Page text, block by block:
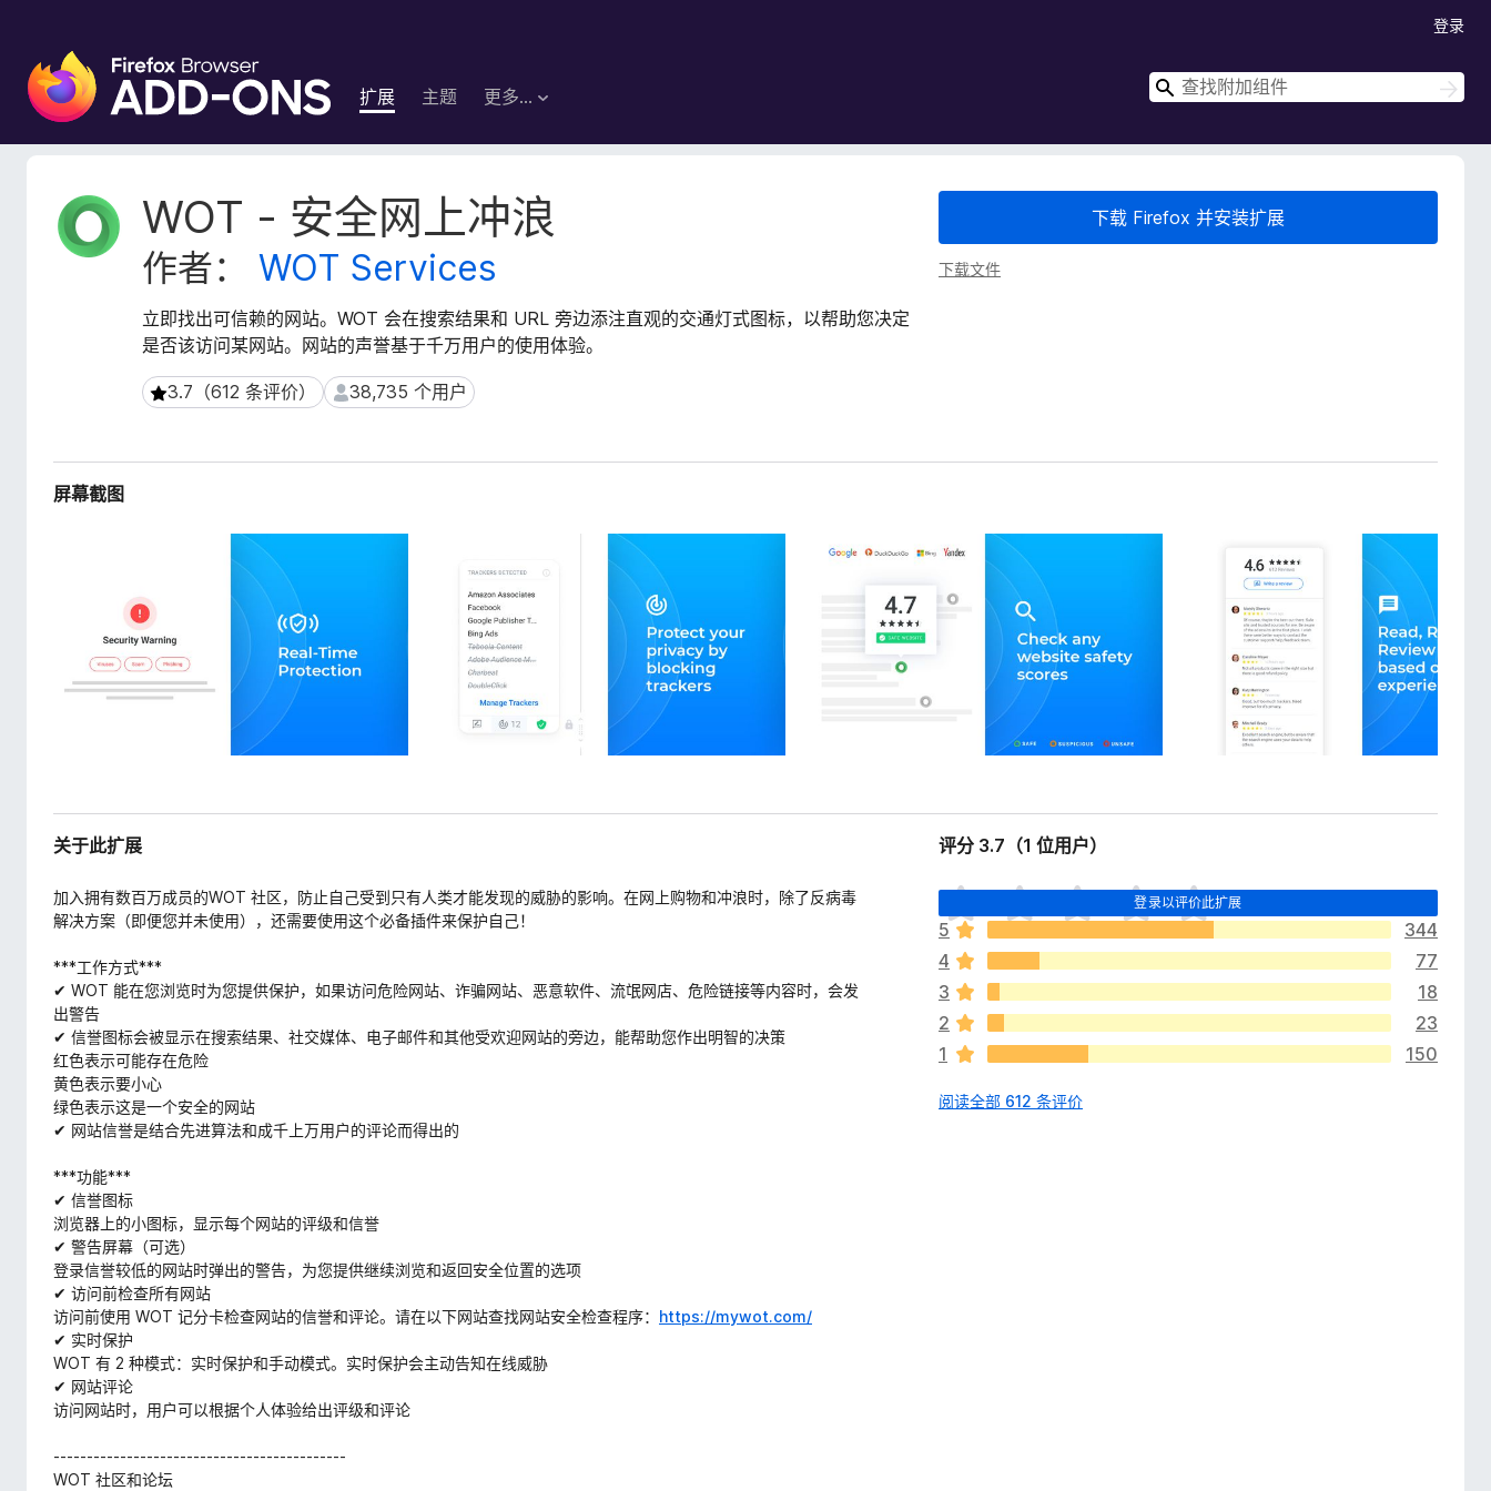
F
i
e
扩展 主题 更多…
登录
搜
搜
索
WOT - 安全网上冲浪
作者： WOT Services
立即找出可信赖的网站。WOT 会在搜索结果和 URL 旁边添注直观的交通灯式图标，以帮助您决定
是否该访问某网站。网站的声誉基于千万用户的使用体验。
3.7（612 条评价）
3.7（612 条评价） 38,735 个用户
38,735 个用户
下载 Firefox 并安装扩展
下载文件
扩
展
元
屏幕截图
关于此扩展
加入拥有数百万成员的WOT 社区，防止自己受到只有人类才能发现的威胁的影响。在网上购物和冲浪时，除了反病毒
解决方案（即便您并未使用），还需要使用这个必备插件来保护自己！
***工作方式***
✔ WOT 能在您浏览时为您提供保护，如果访问危险网站、诈骗网站、恶意软件、流氓网店、危险链接等内容时，会发
出警告
✔ 信誉图标会被显示在搜索结果、社交媒体、电子邮件和其他受欢迎网站的旁边，能帮助您作出明智的决策
红色表示可能存在危险
黄色表示要小心
绿色表示这是一个安全的网站
✔ 网站信誉是结合先进算法和成千上万用户的评论而得出的
***功能***
✔ 信誉图标
浏览器上的小图标，显示每个网站的评级和信誉
✔ 警告屏幕（可选）
登录信誉较低的网站时弹出的警告，为您提供继续浏览和返回安全位置的选项
✔ 访问前检查所有网站
访问前使用 WOT 记分卡检查网站的信誉和评论。请在以下网站查找网站安全检查程序： https://mywot.com/
✔ 实时保护
WOT 有 2 种模式：实时保护和手动模式。实时保护会主动告知在线威胁
✔ 网站评论
访问网站时，用户可以根据个人体验给出评级和评论
--------------------------------------------
WOT 社区和论坛
评分 3.7（1 位用户）
登录以评价此扩展
目
前
尚
无
评
分
5
344
4
77
3
18
2
23
1
150
阅读全部 612 条评价